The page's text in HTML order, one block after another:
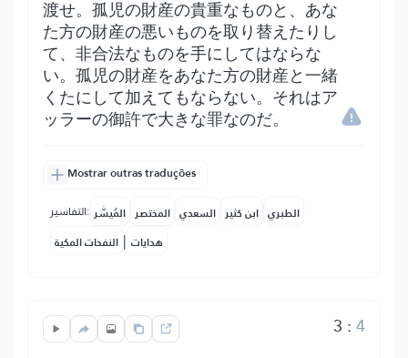
渡せ。孤児の財産の貴重なものと、あな
た方の財産の悪いものを取り替えたりし
て、非合法なものを手にしてはならな
い。孤児の財産をあなた方の財産と一緒
くたにして加えてもならない。それはア
ッラーの御許で大きな罪なのだ。
Mostrar outras traduções
التفاسير: المُيسَّر المختصر السعدي ابن كثير الطبري
النفحات المكية | هدايات
3 :4